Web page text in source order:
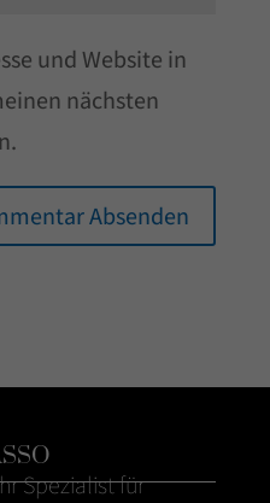
und Website in
nächsten
Spezialist für